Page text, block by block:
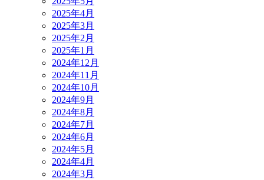
2025年4月
2025年3月
2025年2月
2025年1月
2024年12月
2024年11月
2024年10月
2024年9月
2024年8月
2024年7月
2024年6月
2024年5月
2024年4月
2024年3月